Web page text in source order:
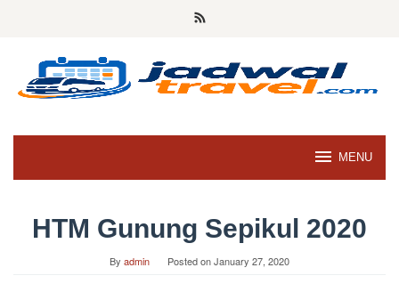
MENU
HTM Gunung Sepikul 2020
By admin Posted onJanuary 27, 2020